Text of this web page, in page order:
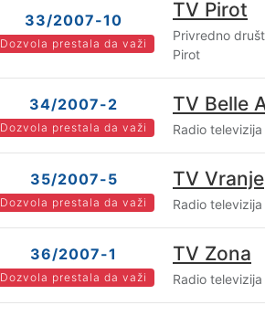
33/2007-10
Dozvola prestala da važi
TV Pirot
Privredno
Pirot
34/2007-2
Dozvola prestala da važi
TV Belle
Radio televizija
35/2007-5
Dozvola prestala da važi
TV Vranje
Radio
36/2007-1
Dozvola prestala da važi
TV Zona
Radio